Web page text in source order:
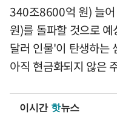
340조8600억 원) 늘
원)를 돌파할 것으로
달러 인물'이 탄생하는
아직 현금화되지 않은
이시간 핫뉴스